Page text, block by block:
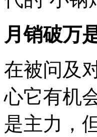
月销破万
在被问及
心它有机
是主力，